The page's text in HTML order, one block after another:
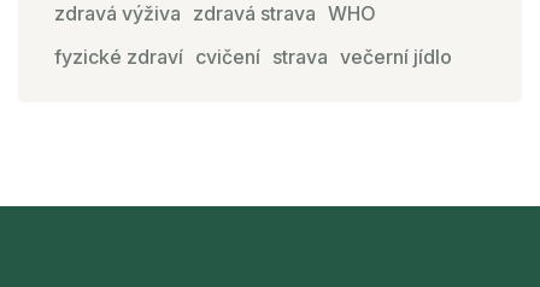
zdravá výživa zdravá strava WHO
fyzické zdraví cvičení strava večerní jídlo